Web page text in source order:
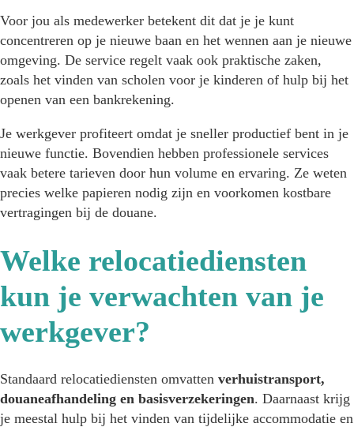
Voor jou als medewerker betekent dit dat je je kunt
concentreren op je nieuwe baan en het wennen aan je nieuwe
omgeving. De service regelt vaak ook praktische zaken,
zoals het vinden van scholen voor je kinderen of hulp bij het
openen van een bankrekening.
Je werkgever profiteert omdat je sneller productief bent in je
nieuwe functie. Bovendien hebben professionele services
vaak betere tarieven door hun volume en ervaring. Ze weten
precies welke papieren nodig zijn en voorkomen kostbare
vertragingen bij de douane.
Welke relocatiediensten
kun je verwachten van je
werkgever?
Standaard relocatiediensten omvatten verhuistransport,
douaneafhandeling en basisverzekeringen. Daarnaast krijg
je meestal hulp bij het vinden van tijdelijke accommodatie en